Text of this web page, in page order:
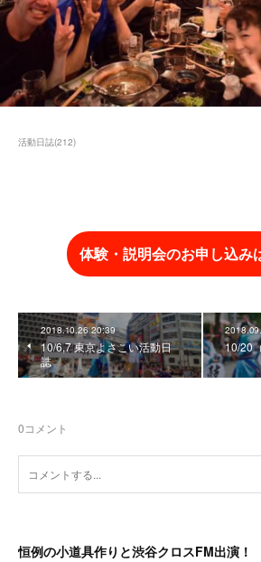
活動日誌(212)
体験・説明会のお申し込み
2018.10.26 20:39
10/6,7 東京よさこい活動日
誌
10/20
0コメント
恒例の小道具作りと渋谷クロスFM出演！